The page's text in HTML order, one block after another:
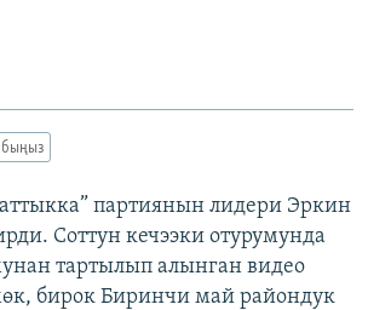
партиянын лидери Эркин
Соттун кечээки отурумунда
тартылып алынган видео
бирок Биринчи май райондук